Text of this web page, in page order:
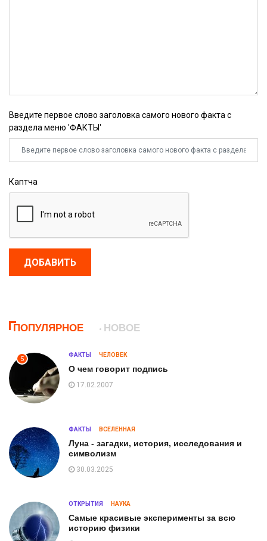
Введите первое слово заголовка самого нового факта с
раздела меню 'ФАКТЫ'
Каптча
ДОБАВИТЬ
ПОПУЛЯРНОЕ НОВОЕ
5
ФАКТЫ ЧЕЛОВЕК
О чем говорит подпись
17.02.2007
ФАКТЫ ВСЕЛЕННАЯ
Луна - загадки, история, исследования и
символизм
30.03.2025
ОТКРЫТИЯ НАУКА
Самые красивые эксперименты за всю
историю физики